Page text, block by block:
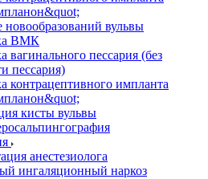
новообразований вульвы
ВМК
вагинального пессария (без
пессария)
контрацептивного импланта
кисты вульвы
анестезиолога
ингаляционный наркоз